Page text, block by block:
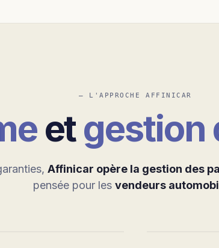
— L'APPROCHE AFFINICAR
etgestion
Affinicar opère la gestion des
pensée pour les vendeurs